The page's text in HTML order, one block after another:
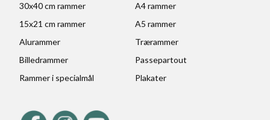
30x40 cm rammer
A4 rammer
15x21 cm rammer
A5 rammer
Alurammer
Trærammer
Billedrammer
Passepartout
Rammer i specialmål
Plakater